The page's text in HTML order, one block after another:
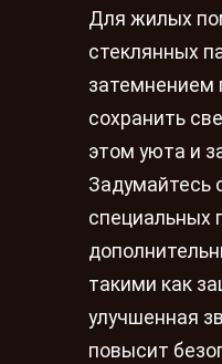
Для жилых
стеклянных
затемнением
сохранить
этом уюта и
Задумайтесь
специальных
такими как
улучшенная
повысит